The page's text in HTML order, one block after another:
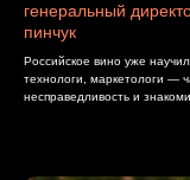
генеральный
пинчук
Российское вино уже
технологи, маркетологи —
несправедливость и